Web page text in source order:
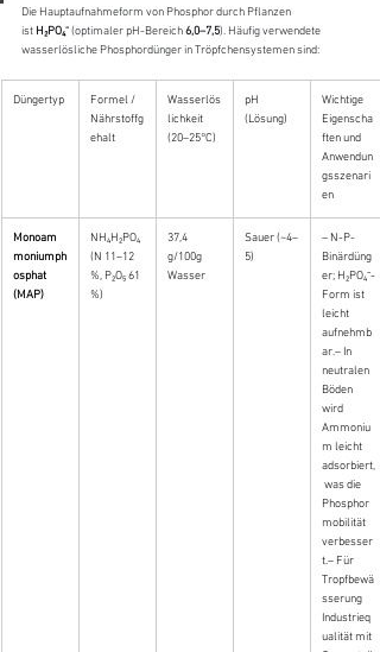
Die Hauptaufnahmeform von Phosphor durch Pflanzen
ist H₂PO₄⁻ (optimaler pH-Bereich 6,0–7,5). Häufig verwendete
wasserlösliche Phosphordünger in Tröpfchensystemen sind:
Düngertyp
Formel /
Nährstoffg
ehalt
Wasserlös
lichkeit
(20–25°C)
pH
(Lösung)
Wichtige
Eigenscha
ften und
Anwendun
gsszenari
en
Monoam
moniumph
osphat
(MAP)
NH₄H₂PO₄
(N 11–12
%, P₂O₅ 61
%)
37,4
g/100g
Wasser
Sauer (~4–
5)
– N-P-
Binärdüng
er; H₂PO₄⁻-
Form ist
leicht
aufnehmb
ar.– In
neutralen
Böden
wird
Ammoniu
m leicht
adsorbiert,
was die
Phosphor
mobilität
verbesser
t.– Für
Tropfbewä
sserung
Industrieq
ualität mit